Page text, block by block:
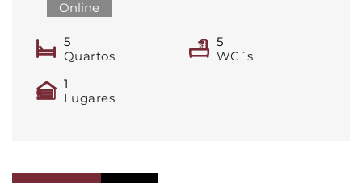
Online
5
Quartos
5
WC´s
1
Lugares